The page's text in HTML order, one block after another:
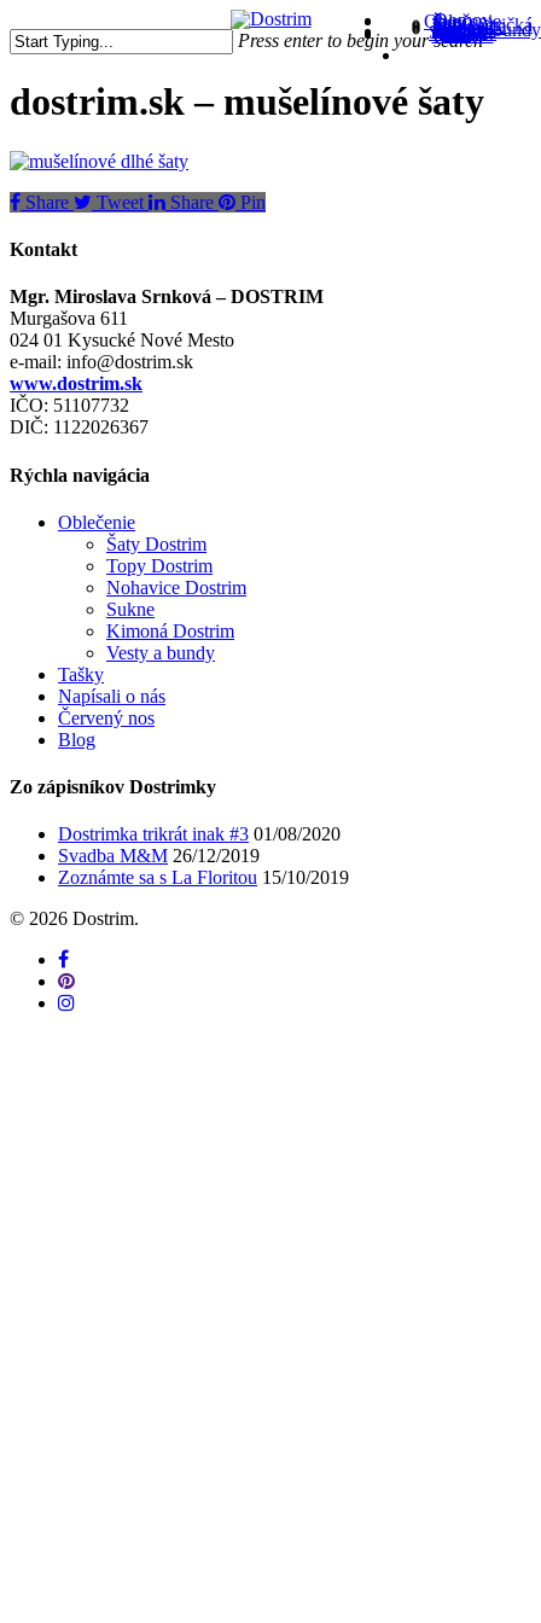
to
content
Domov
Oblečenie
Sety
Šaty
Topy a tričká
Nohavice
Sukne
Kimoná
Vesty a bundy
Tašky
Skladom
Blog
Kontakt
search
Press enter to begin your search
Search
dostrim.sk – mušelínové šaty
Share Tweet Share Pin
Kontakt
Mgr. Miroslava Srnková – DOSTRIM
Murgašova 611
024 01 Kysucké Nové Mesto
e-mail: info@dostrim.sk
www.dostrim.sk
IČO: 51107732
DIČ: 1122026367
Rýchla navigácia
Oblečenie
Šaty Dostrim
Topy Dostrim
Nohavice Dostrim
Sukne
Kimoná Dostrim
Vesty a bundy
Tašky
Napísali o nás
Červený nos
Blog
Zo zápisníkov Dostrimky
Dostrimka trikrát inak #3 01/08/2020
Svadba M&M 26/12/2019
Zoznámte sa s La Floritou 15/10/2019
© 2026 Dostrim.
facebook
pinterest
instagram
Close